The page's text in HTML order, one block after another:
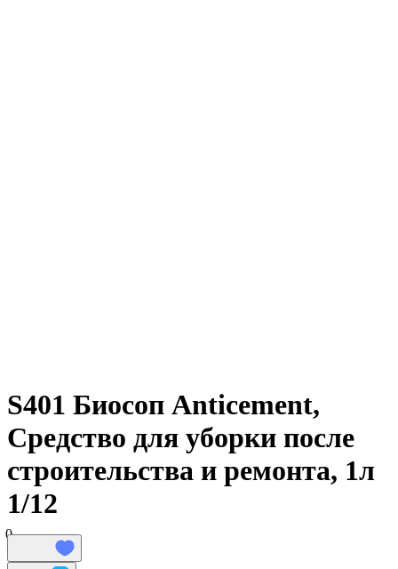
S401 Биосоп Anticement,
Средство для уборки после
строительства и ремонта, 1л
1/12
0